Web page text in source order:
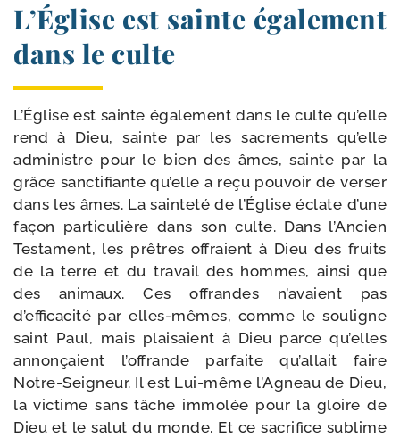
L’Église est sainte également
dans le culte
L’Église est sainte éga­le­ment dans le culte qu’elle
rend à Dieu, sainte par les sacre­ments qu’elle
admi­nistre pour le bien des âmes, sainte par la
grâce sanc­ti­fiante qu’elle a reçu pou­voir de ver­ser
dans les âmes. La sain­te­té de l’Église éclate d’une
façon par­ti­cu­lière dans son culte. Dans l’Ancien
Testament, les prêtres offraient à Dieu des fruits
de la terre et du tra­vail des hommes, ain­si que
des ani­maux. Ces offrandes n’avaient pas
d’efficacité par elles-​mêmes, comme le sou­ligne
saint Paul, mais plai­saient à Dieu parce qu’elles
annon­çaient l’offrande par­faite qu’allait faire
Notre-​Seigneur. Il est Lui-​même l’Agneau de Dieu,
la vic­time sans tâche immo­lée pour la gloire de
Dieu et le salut du monde. Et ce sacri­fice sublime